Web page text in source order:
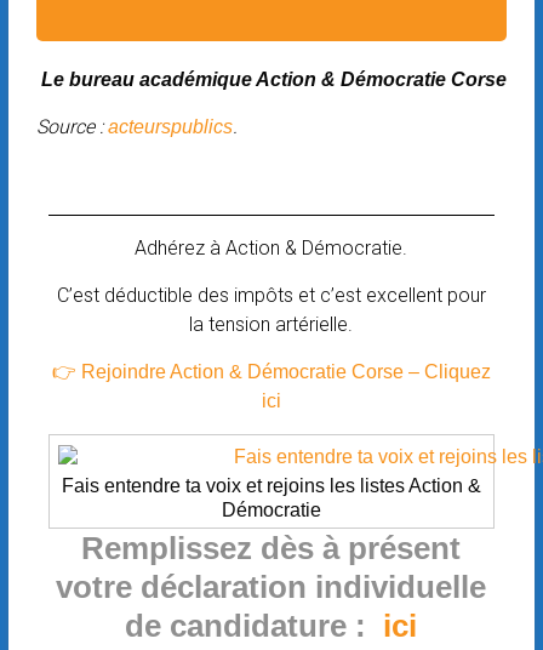
Le bureau académique Action & Démocratie Corse
Source :acteurspublics.
Adhérez à Action & Démocratie.
C’est déductible des impôts et c’est excellent pour
la tension artérielle.
👉 Rejoindre Action & Démocratie Corse – Cliquez
ici
Fais entendre ta voix et rejoins les listes Action &
Démocratie
Remplissez dès à présent
votre déclaration individuelle
de candidature : ici